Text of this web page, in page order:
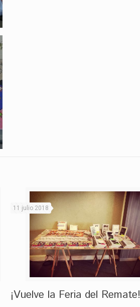
11 julio 2018
¡Vuelve la Feria del Remate!